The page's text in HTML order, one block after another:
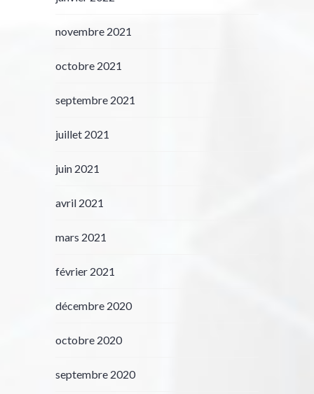
novembre 2021
octobre 2021
septembre 2021
juillet 2021
juin 2021
avril 2021
mars 2021
février 2021
décembre 2020
octobre 2020
septembre 2020